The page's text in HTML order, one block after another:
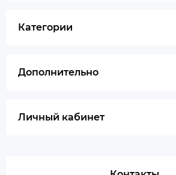
Категории
Дополнительно
Личный кабинет